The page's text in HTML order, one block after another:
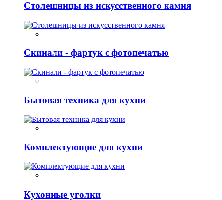
Столешницы из искусственного камня
Скинали - фартук с фотопечатью
Бытовая техника для кухни
Комплектующие для кухни
Кухонные уголки